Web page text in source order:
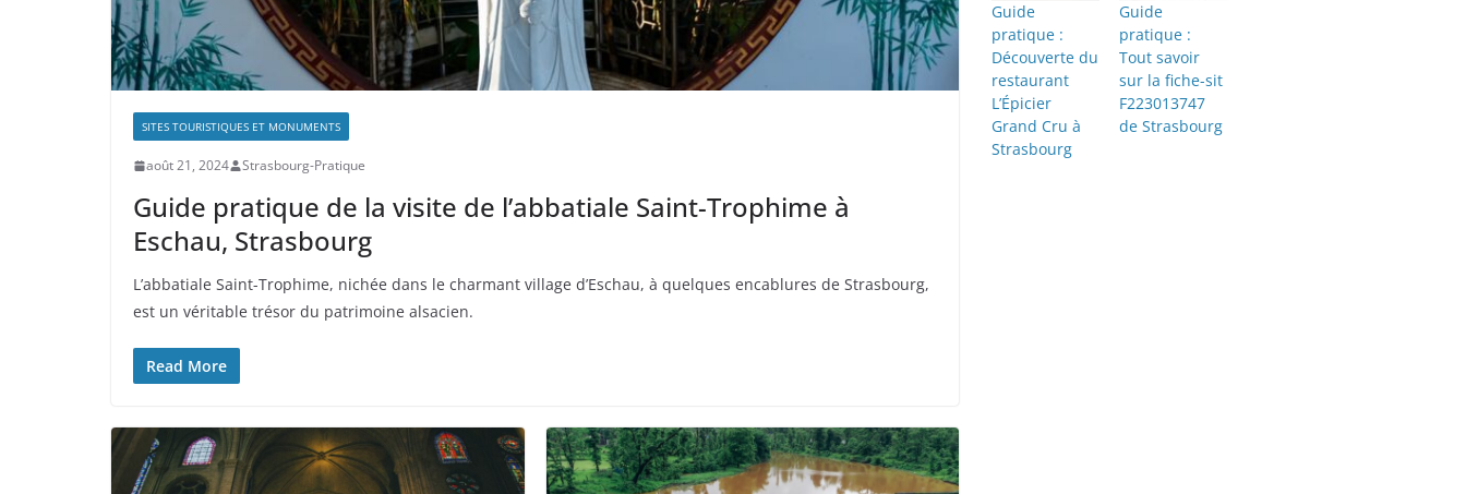
SITES TOURISTIQUES ET MONUMENTS
août 21, 2024 Strasbourg-Pratique
Guide pratique de la visite de l’abbatiale Saint-Trophime à
Eschau, Strasbourg
L’abbatiale Saint-Trophime, nichée dans le charmant village d’Eschau, à quelques encablures de Strasbourg,
est un véritable trésor du patrimoine alsacien.
Read More
Guide
pratique :
Découverte du
restaurant
L’Épicier
Grand Cru à
Strasbourg
Guide
pratique :
Tout savoir
sur la fiche-sit
F223013747
de Strasbourg